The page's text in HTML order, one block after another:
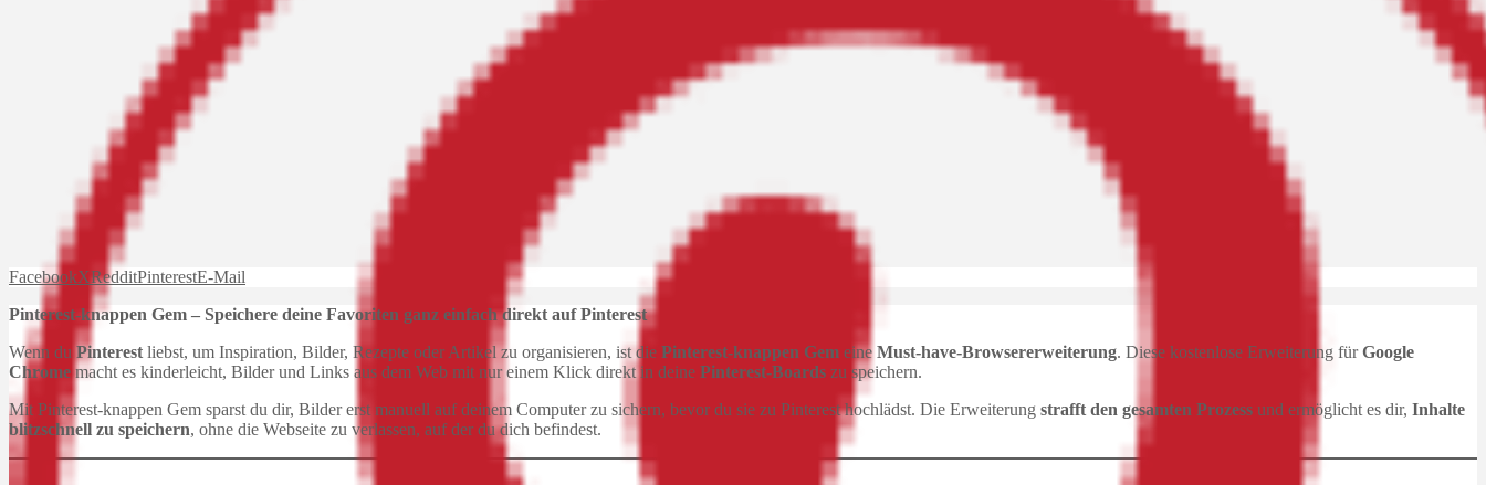
FacebookXRedditPinterestE-Mail
Pinterest-knappen Gem – Speichere deine Favoriten ganz einfach direkt auf Pinterest
Wenn du Pinterest liebst, um Inspiration, Bilder, Rezepte oder Artikel zu organisieren, ist die Pinterest-knappen Gem eine Must-have-Browsererweiterung. Diese kostenlose Erweiterung fürGoogle
Chrome macht es kinderleicht, Bilder und Links aus dem Web mit nur einem Klick direkt in deine Pinterest-Boards zu speichern.
Mit Pinterest-knappen Gem sparst du dir, Bilder erst manuell auf deinem Computer zu sichern, bevor du sie zu Pinterest hochlädst. Die Erweiterung strafft den gesamten Prozess und ermöglicht es dir, Inhalte
blitzschnell zu speichern, ohne die Webseite zu verlassen, auf der du dich befindest.